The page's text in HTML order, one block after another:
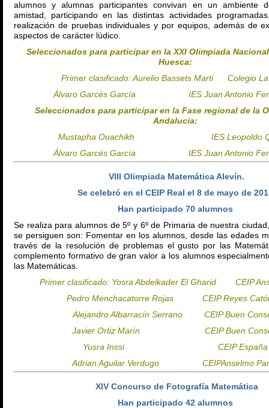
alumnos y alumnas participantes convivan en un ambiente
amistad, participando en las distintas actividades
realización de pruebas individuales y por equipos, además de
aspectos de carácter lúdico.
Seleccionados para participar en la XXI Olimpiada
Huesca:
Primer clasificado: Aurelio Bassets Marti Colegio La
Álvaro Garcés García IES Juan Antonio
Seleccionados para participar en la Fase regional de la
Andalucía:
Mustapha Ouachikh IES Leopoldo
Álvaro Garcés García IES Juan Antonio
VIII Olimpiada Matemática Alevín.
Se celebró en el CEIP Real el 8 de mayo de
Han participado 70 alumnos
Se realiza para alumnos de 5º y 6º de Primaria de nuestra
se persiguen son: Fomentar en los alumnos, desde las edades
través de la resolución de problemas el gusto por las
complemento formativo de gran valor a los alumnos
las Matemáticas.
Primer clasificado: Yosra Abdelkader El Gharid CEIP
Pedro Menchacatorre Rojas CEIP Reyes
Alejandro Albarracín Serrano CEIP Buen
Javier Ortiz Marín CEIP Buen
Yusra Inssi CEIP España
Adrian Aguilar Verdugo CEIPAnselmo
XIV Concurso de Fotografía Matemática
Han participado 42 alumnos